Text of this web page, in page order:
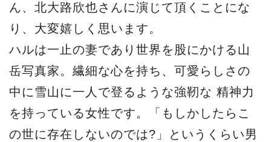
ん、北大路欣也さんに演じて頂くことにな
り、大変嬉しく思います。
ハルは一止の妻であり世界を股にかける山
岳写真家。繊細な心を持ち、可愛らしさの
中に雪山に一人で登るような強靭な 精神力
を持っている女性です。「もしかしたらこ
の世に存在しないのでは?」というくらい男